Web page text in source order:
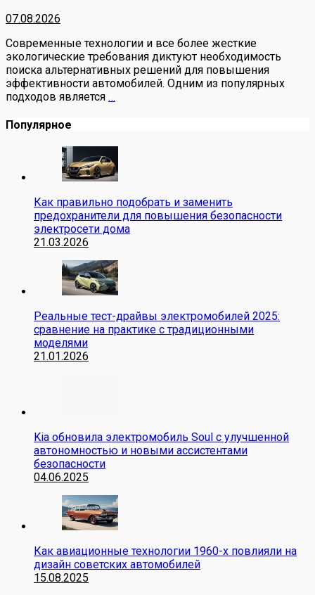
07.08.2026
Современные технологии и все более жесткие
экологические требования диктуют необходимость
поиска альтернативных решений для повышения
эффективности автомобилей. Одним из популярных
подходов является …
Популярное
Как правильно подобрать и заменить
предохранители для повышения безопасности
электросети дома
21.03.2026
Реальные тест-драйвы электромобилей 2025:
сравнение на практике с традиционными
моделями
21.01.2026
Kia обновила электромобиль Soul с улучшенной
автономностью и новыми ассистентами
безопасности
04.06.2025
Как авиационные технологии 1960-х повлияли на
дизайн советских автомобилей
15.08.2025